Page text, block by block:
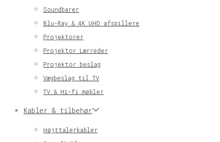
Soundbarer
Blu-Ray & 4K UHD afspillere
Projektorer
Projektor Lærreder
Projektor beslag
Vægbeslag til TV
TV & Hi-fi møbler
Kabler & tilbehør
Højttalerkabler